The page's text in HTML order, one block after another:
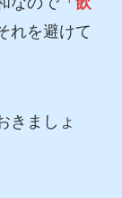
れを避けて
きましょ